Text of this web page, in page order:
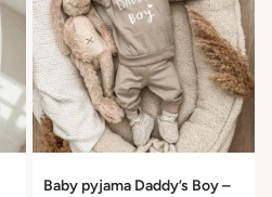
Baby pyjama Daddy’s Boy –